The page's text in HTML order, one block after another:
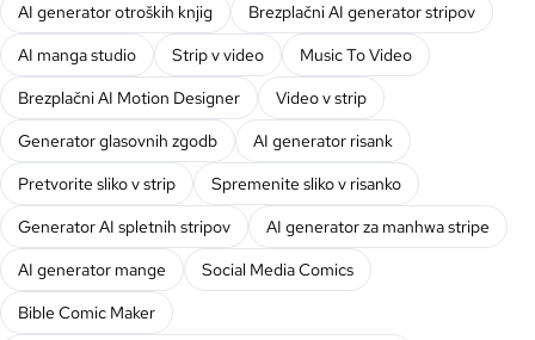
AI generator otroških knjig
Brezplačni AI generator stripov
AI manga studio
Strip v video
Music To Video
Brezplačni AI Motion Designer
Video v strip
Generator glasovnih zgodb
AI generator risank
Pretvorite sliko v strip
Spremenite sliko v risanko
Generator AI spletnih stripov
AI generator za manhwa stripe
AI generator mange
Social Media Comics
Bible Comic Maker